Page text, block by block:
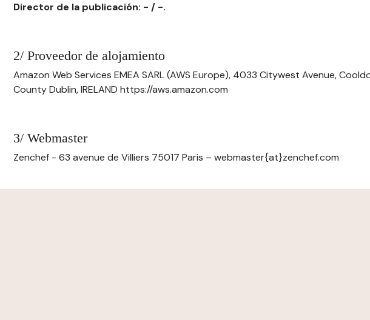
Director de la publicación: - / -.
2/ Proveedor de alojamiento
Amazon Web Services EMEA SARL (AWS Europe), 4033 Citywest Avenue,
County Dublin, IRELAND https://aws.amazon.com
3/ Webmaster
Zenchef - 63 avenue de Villiers 75017 Paris – webmaster{at}zenchef.com